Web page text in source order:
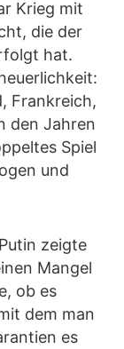
Krieg mit
die der
hat.
Frankreich,
den Jahren
Spiel
und
zeigte
Mangel
ob es
dem man
es